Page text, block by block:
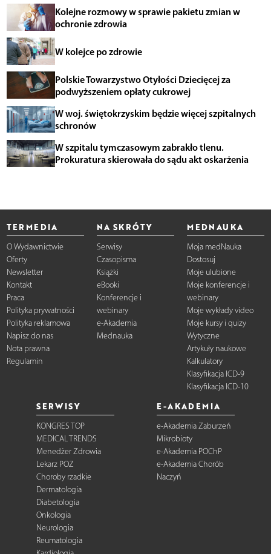
Kolejne rozmowy w sprawie pakietu zmian w
ochronie zdrowia
W kolejce po zdrowie
Polskie Towarzystwo Otyłości Dziecięcej za
podwyższeniem opłaty cukrowej
W woj. świętokrzyskim będzie więcej szpitalnych
schronów
W szpitalu tymczasowym zabrakło tlenu.
Prokuratura skierowała do sądu akt oskarżenia
TERMEDIA
O Wydawnictwie
Oferty
Newsletter
Kontakt
Praca
Polityka prywatności
Polityka reklamowa
Napisz do nas
Nota prawna
Regulamin
NA SKRÓTY
Serwisy
Czasopisma
Książki
eBooki
Konferencje i
webinary
e-Akademia
Mednauka
MEDNAUKA
Moja medNauka
Dostosuj
Moje ulubione
Moje konferencje i
webinary
Moje wykłady video
Moje kursy i quizy
Wytyczne
Artykuły naukowe
Kalkulatory
Klasyfikacja ICD-9
Klasyfikacja ICD-10
SERWISY
KONGRES TOP
MEDICAL TRENDS
Menedżer Zdrowia
Lekarz POZ
Choroby rzadkie
Dermatologia
Diabetologia
Onkologia
Neurologia
Reumatologia
E-AKADEMIA
e-Akademia Zaburzeń
Mikrobioty
e-Akademia POChP
e-Akademia Chorób
Naczyń